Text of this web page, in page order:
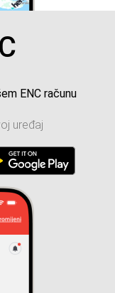
ENC računu
uređaj